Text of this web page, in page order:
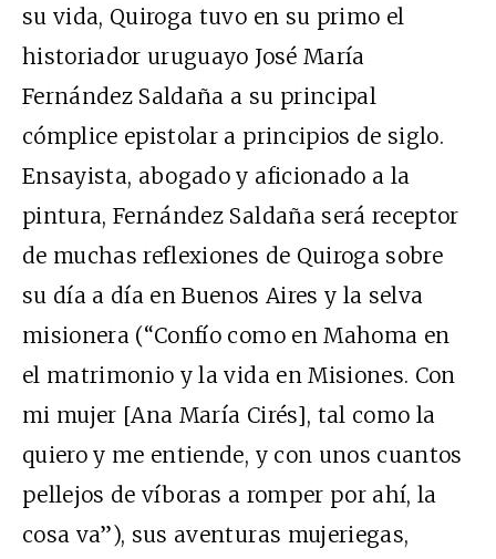
su vida, Quiroga tuvo en su primo el
historiador uruguayo José María
Fernández Saldaña a su principal
cómplice epistolar a principios de siglo.
Ensayista, abogado y aficionado a la
pintura, Fernández Saldaña será receptor
de muchas reflexiones de Quiroga sobre
su día a día en Buenos Aires y la selva
misionera (“Confío como en Mahoma en
el matrimonio y la vida en Misiones. Con
mi mujer [Ana María Cirés], tal como la
quiero y me entiende, y con unos cuantos
pellejos de víboras a romper por ahí, la
cosa va”), sus aventuras mujeriegas,